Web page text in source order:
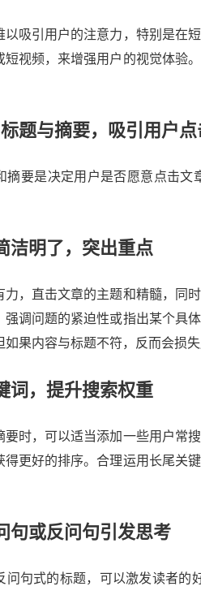
以吸引用户的注意力，特别是在
短视频，来增强用户的视觉体验
题与摘要，吸引用户点
摘要是决定用户是否愿意点击
洁明了，突出重点
力，直击文章的主题和精髓，同
强调问题的紧迫性或指出某个具
如果内容与标题不符，反而会损失
词，提升搜索权重
要时，可以适当添加一些用户常
得更好的排序。合理运用长尾关
句或反问句引发思考
问句式的标题，可以激发读者的